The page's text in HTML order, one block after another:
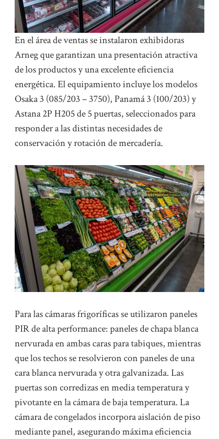
En el área de ventas se instalaron exhibidoras
Arneg que garantizan una presentación atractiva
de los productos y una excelente eficiencia
energética. El equipamiento incluye los modelos
Osaka 3 (085/203 – 3750), Panamá 3 (100/203) y
Astana 2P H205 de 5 puertas, seleccionados para
responder a las distintas necesidades de
conservación y rotación de mercadería.
Para las cámaras frigoríficas se utilizaron paneles
PIR de alta performance: paneles de chapa blanca
nervurada en ambas caras para tabiques, mientras
que los techos se resolvieron con paneles de una
cara blanca nervurada y otra galvanizada. Las
puertas son corredizas en media temperatura y
pivotante en la cámara de baja temperatura. La
cámara de congelados incorpora aislación de piso
mediante panel, asegurando máxima eficiencia